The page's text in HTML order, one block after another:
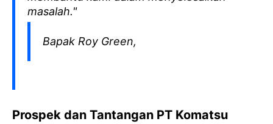
masalah."
Bapak Roy Green,
Prospek dan Tantangan PT Komatsu